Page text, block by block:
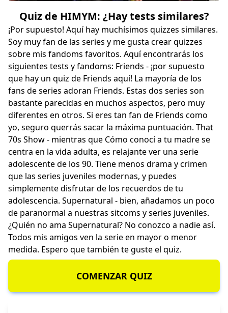
Quiz de HIMYM: ¿Hay tests similares?
¡Por supuesto! Aquí hay muchísimos quizzes similares.
Soy muy fan de las series y me gusta crear quizzes
sobre mis fandoms favoritos. Aquí encontrarás los
siguientes tests y fandoms: Friends - ¡por supuesto
que hay un quiz de Friends aquí! La mayoría de los
fans de series adoran Friends. Estas dos series son
bastante parecidas en muchos aspectos, pero muy
diferentes en otros. Si eres tan fan de Friends como
yo, seguro querrás sacar la máxima puntuación. That
70s Show - mientras que Cómo conocí a tu madre se
centra en la vida adulta, es relajante ver una serie
adolescente de los 90. Tiene menos drama y crimen
que las series juveniles modernas, y puedes
simplemente disfrutar de los recuerdos de tu
adolescencia. Supernatural - bien, añadamos un poco
de paranormal a nuestras sitcoms y series juveniles.
¿Quién no ama Supernatural? No conozco a nadie así.
Todos mis amigos ven la serie en mayor o menor
medida. Espero que también te guste el quiz.
COMENZAR QUIZ